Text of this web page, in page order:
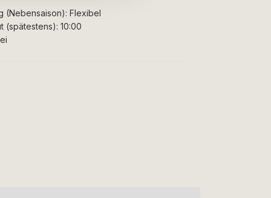
(Nebensaison): Flexibel
(spätestens): 10:00